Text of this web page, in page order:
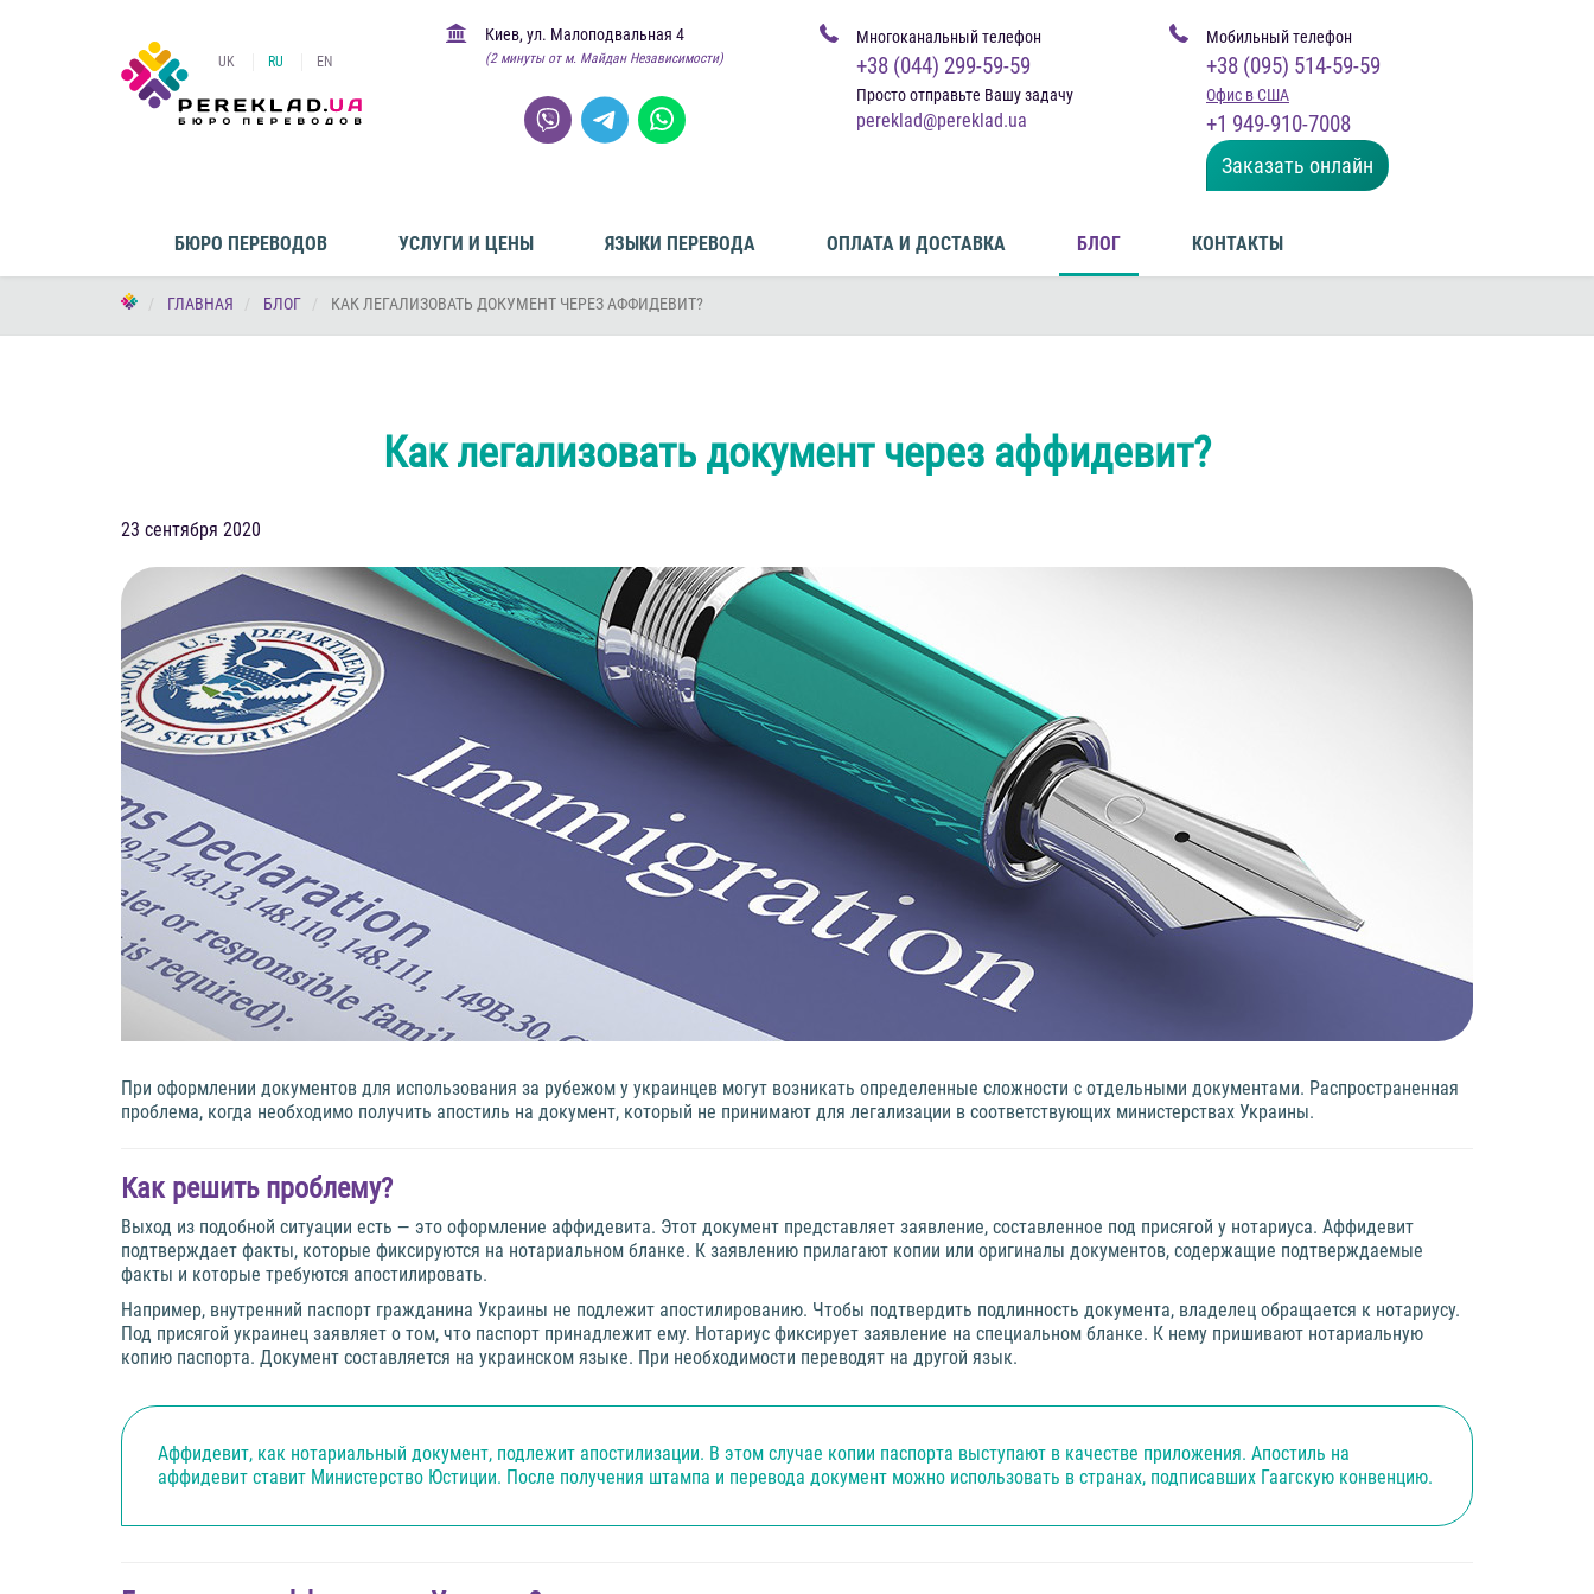
UK RU EN
Киев, ул. Малоподвальная 4
(2 минуты от м. Майдан Независимости)
Многоканальный телефон
+38 (044) 299-59-59
Просто отправьте Вашу задачу
pereklad@pereklad.ua
Мобильный телефон
+38 (095) 514-59-59
Офис в США
+1 949-910-7008
Заказать онлайн
БЮРО ПЕРЕВОДОВ УСЛУГИ И ЦЕНЫ ЯЗЫКИ ПЕРЕВОДА ОПЛАТА И ДОСТАВКА БЛОГ КОНТАКТЫ
ГЛАВНАЯ БЛОГ КАК ЛЕГАЛИЗОВАТЬ ДОКУМЕНТ ЧЕРЕЗ АФФИДЕВИТ?
Как легализовать документ через аффидевит?
23 сентября 2020
При оформлении документов для использования за рубежом у украинцев могут возникать определенные сложности с отдельными документами. Распространенная
проблема, когда необходимо получить апостиль на документ, который не принимают для легализации в соответствующих министерствах Украины.
Как решить проблему?
Выход из подобной ситуации есть — это оформление аффидевита. Этот документ представляет заявление, составленное под присягой у нотариуса. Аффидевит
подтверждает факты, которые фиксируются на нотариальном бланке. К заявлению прилагают копии или оригиналы документов, содержащие подтверждаемые
факты и которые требуются апостилировать.
Например, внутренний паспорт гражданина Украины не подлежит апостилированию. Чтобы подтвердить подлинность документа, владелец обращается к нотариусу.
Под присягой украинец заявляет о том, что паспорт принадлежит ему. Нотариус фиксирует заявление на специальном бланке. К нему пришивают нотариальную
копию паспорта. Документ составляется на украинском языке. При необходимости переводят на другой язык.
Аффидевит, как нотариальный документ, подлежит апостилизации. В этом случае копии паспорта выступают в качестве приложения. Апостиль на
аффидевит ставит Министерство Юстиции. После получения штампа и перевода документ можно использовать в странах, подписавших Гаагскую конвенцию.